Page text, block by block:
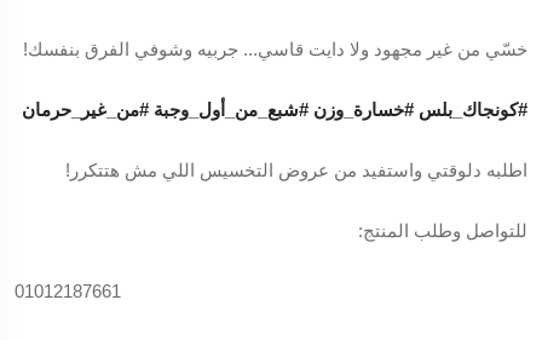
خسّي من غير مجهود ولا دايت قاسي... جربيه وشوفي الفرق بنفسك!
#كونجاك_بلس #خسارة_وزن #شبع_من_أول_وجبة #من_غير_حرمان
اطلبه دلوقتي واستفيد من عروض التخسيس اللي مش هتتكرر!
للتواصل وطلب المنتج:
01012187661